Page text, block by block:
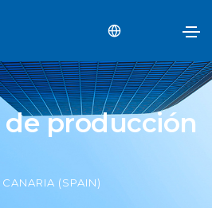
de producción
CANARIA (SPAIN)